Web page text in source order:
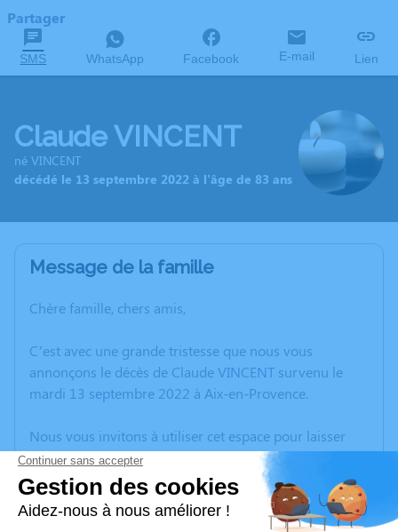
Partager
SMS WhatsApp Facebook E-mail Lien
Claude VINCENT
né VINCENT
décédé le 13 septembre 2022 à l'âge de 83 ans
Message de la famille
Chère famille, chers amis,
C’est avec une grande tristesse que nous vous
annonçons le décès de Claude VINCENT survenu le
mardi 13 septembre 2022 à Aix-en-Provence.
Nous vous invitons à utiliser cet espace pour laisser
vos condoléances, partager des photos souvenirs, une
anecdote ou exprimer vos pensées à travers des
poèmes ou des textes. Cet endroit est un lieu
d'expression dédié à honorer la mémoire de Claude